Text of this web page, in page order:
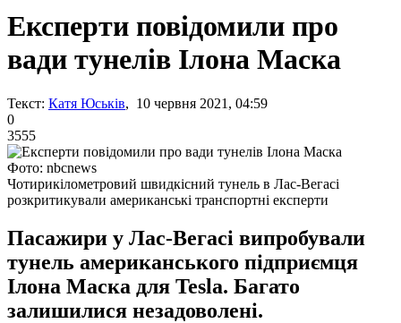
Експерти повідомили про
вади тунелів Ілона Маска
Текст: Катя Юськів, 10 червня 2021, 04:59
0
3555
Фото: nbcnews
Чотирикілометровий швидкісний тунель в Лас-Вегасі
розкритикували американські транспортні експерти
Пасажири у Лас-Вегасі випробували
тунель американського підприємця
Ілона Маска для Tesla. Багато
залишилися незадоволені.